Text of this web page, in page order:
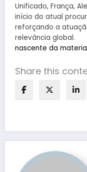
Unificado, França,
início do atual
reforçando a
relevância global.
nascente da materia
Share this